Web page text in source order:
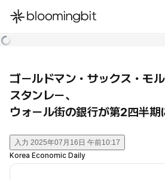
한국어
ゴールドマン・サックス・モル
スタンレー、
ウォール街の銀行が第2四半期
入力 2025年07月16日 午前10:17
Korea Economic Daily